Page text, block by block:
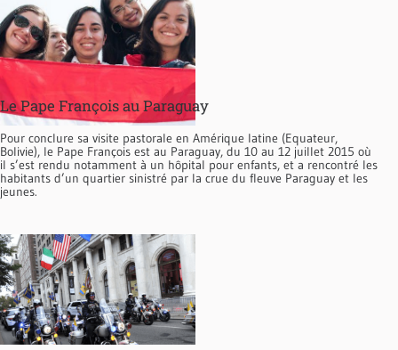
Le Pape François au Paraguay
Pour conclure sa visite pastorale en Amérique latine (Equateur,
Bolivie), le Pape François est au Paraguay, du 10 au 12 juillet 2015 où
il s’est rendu notamment à un hôpital pour enfants, et a rencontré les
habitants d’un quartier sinistré par la crue du fleuve Paraguay et les
jeunes.